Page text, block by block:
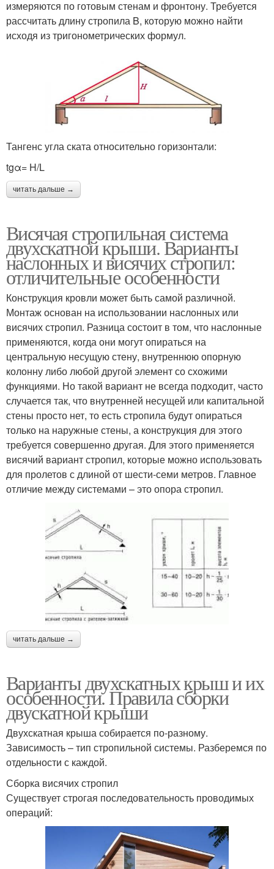
измеряются по готовым стенам и фронтону. Требуется
рассчитать длину стропила B, которую можно найти
исходя из тригонометрических формул.
Тангенс угла ската относительно горизонтали:
tgα= H/L
читать дальше →
Висячая стропильная система
двухскатной крыши. Варианты
наслонных и висячих стропил:
отличительные особенности
Конструкция кровли может быть самой различной.
Монтаж основан на использовании наслонных или
висячих стропил. Разница состоит в том, что наслонные
применяются, когда они могут опираться на
центральную несущую стену, внутреннюю опорную
колонну либо любой другой элемент со схожими
функциями. Но такой вариант не всегда подходит, часто
случается так, что внутренней несущей или капитальной
стены просто нет, то есть стропила будут опираться
только на наружные стены, а конструкция для этого
требуется совершенно другая. Для этого применяется
висячий вариант стропил, которые можно использовать
для пролетов с длиной от шести-семи метров. Главное
отличие между системами – это опора стропил.
читать дальше →
Варианты двухскатных крыш и их
особенности. Правила сборки
двускатной крыши
Двухскатная крыша собирается по-разному.
Зависимость – тип стропильной системы. Разберемся по
отдельности с каждой.
Сборка висячих стропил
Существует строгая последовательность проводимых
операций: